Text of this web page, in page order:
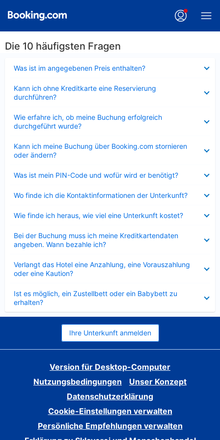
Die 10 häufigsten Fragen
Was ist im angegebenen Preis enthalten?
Kann ich ohne Kreditkarte eine Reservierung
durchführen?
Wie erfahre ich, ob meine Buchung erfolgreich
durchgeführt wurde?
Kann ich meine Buchung über Booking.com stornieren
oder ändern?
Was ist mein PIN-Code und wofür wird er benötigt?
Wo finde ich die Kontaktinformationen der Unterkunft?
Wie finde ich heraus, wie viel eine Unterkunft kostet?
Bei der Buchung muss ich meine Kreditkartendaten
angeben. Wann bezahle ich?
Verlangt das Hotel eine Anzahlung, eine Vorauszahlung
oder eine Kaution?
Ist es möglich, ein Zustellbett oder ein Babybett zu
erhalten?
Ihre Unterkunft anmelden
Version für Desktop-Computer
Nutzungsbedingungen
Unser Konzept
Datenschutzerklärung
Cookie-Einstellungen verwalten
Persönliche Empfehlungen verwalten